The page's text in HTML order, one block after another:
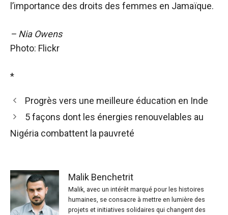
l’importance des droits des femmes en Jamaïque.
– Nia Owens
Photo: Flickr
*
Progrès vers une meilleure éducation en Inde
5 façons dont les énergies renouvelables au
Nigéria combattent la pauvreté
Malik Benchetrit
Malik, avec un intérêt marqué pour les histoires
humaines, se consacre à mettre en lumière des
projets et initiatives solidaires qui changent des